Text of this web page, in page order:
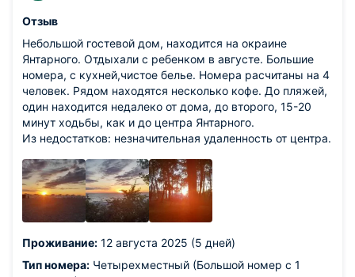
Отзыв
Небольшой гостевой дом, находится на окраине
Янтарного. Отдыхали с ребенком в августе. Большие
номера, с кухней,чистое белье. Номера расчитаны на 4
человек. Рядом находятся несколько кофе. До пляжей,
один находится недалеко от дома, до второго, 15-20
минут ходьбы, как и до центра Янтарного.
Из недостатков: незначительная удаленность от центра.
Проживание: 12 августа 2025 (5 дней)
Тип номера: Четырехместный (Большой номер с 1